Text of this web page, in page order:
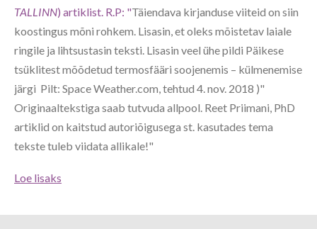
TALLINN) artiklist. R.P: "Täiendava kirjanduse viiteid on siin
koostingus mõni rohkem. Lisasin, et oleks mõistetav laiale
ringile ja lihtsustasin teksti. Lisasin veel ühe pildi Päikese
tsüklitest mõõdetud termosfääri soojenemis – külmenemise
järgi Pilt: Space Weather.com, tehtud 4. nov. 2018 )"
Originaaltekstiga saab tutvuda allpool. Reet Priimani, PhD
artiklid on kaitstud autoriõigusega st. kasutades tema
tekste tuleb viidata allikale!"
Loe lisaks